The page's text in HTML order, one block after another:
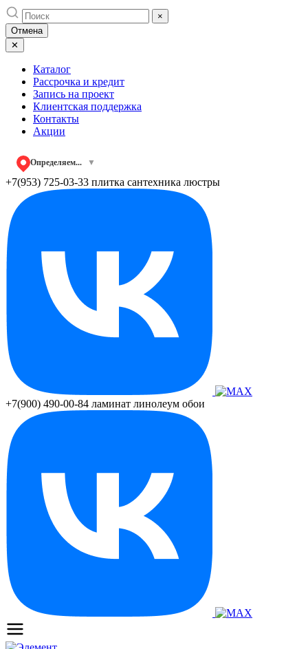
Skip
to
content
×
Отмена
✕
Каталог
Рассрочка и кредит
Запись на проект
Клиентская поддержка
Контакты
Акции
Определяем... ▼
+7(953) 725-03-33 плитка сантехника люстры
+7(900) 490-00-84 ламинат линолеум обои